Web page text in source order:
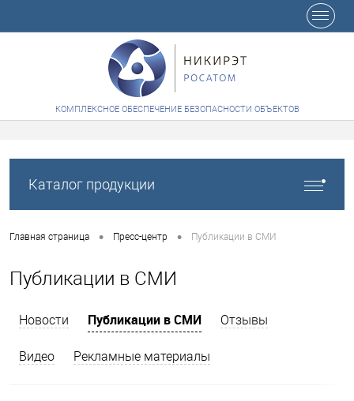
КОМПЛЕКСНОЕ ОБЕСПЕЧЕНИЕ БЕЗОПАСНОСТИ ОБЪЕКТОВ
Каталог продукции
Главная страница • Пресс-центр • Публикации в СМИ
Публикации в СМИ
Новости Публикации в СМИ Отзывы
Видео Рекламные материалы